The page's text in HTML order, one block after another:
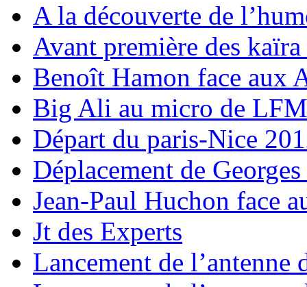
A la découverte de
Avant première des
Benoît Hamon face aux
Big Ali au micro de LFM
Départ du paris-Nice
Déplacement de
Jean-Paul Huchon face
Jt des Experts
Lancement de l’antenne